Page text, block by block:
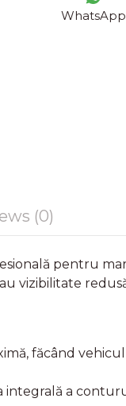
WhatsApp
(0)
pentru
vizibilitate
făcând
a